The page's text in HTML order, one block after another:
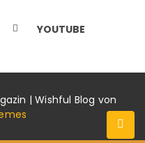
YOUTUBE
| Wishful Blog von